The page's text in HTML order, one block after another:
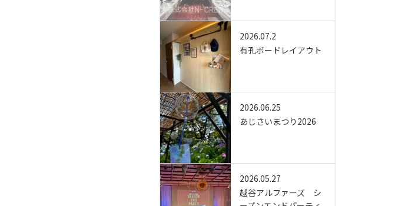
2026.07.2
有孔ボードレイアウト
2026.06.25
あじさいまつり2026
2026.05.27
越谷アルファーズ シ